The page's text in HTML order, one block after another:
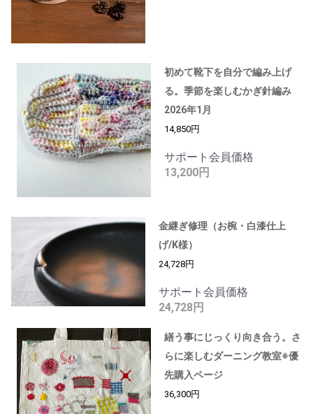
初めて靴下を自分で編み上げ
る。季節を楽しむかぎ針編み
2026年1月
14,850円
サポート会員価格
13,200円
金継ぎ修理（お椀・白漆仕上
げ/K様）
24,728円
サポート会員価格
24,728円
繕う事にじっくり向き合う。さ
らに楽しむダーニング教室※優
先購入ページ
36,300円